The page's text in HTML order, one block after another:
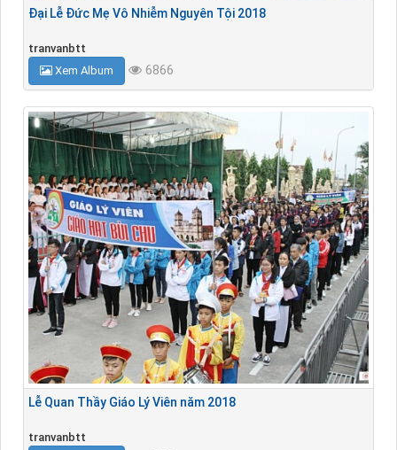
Đại Lễ Đức Mẹ Vô Nhiễm Nguyên Tội 2018
tranvanbtt
Xem Album
6866
Lễ Quan Thầy Giáo Lý Viên năm 2018
tranvanbtt